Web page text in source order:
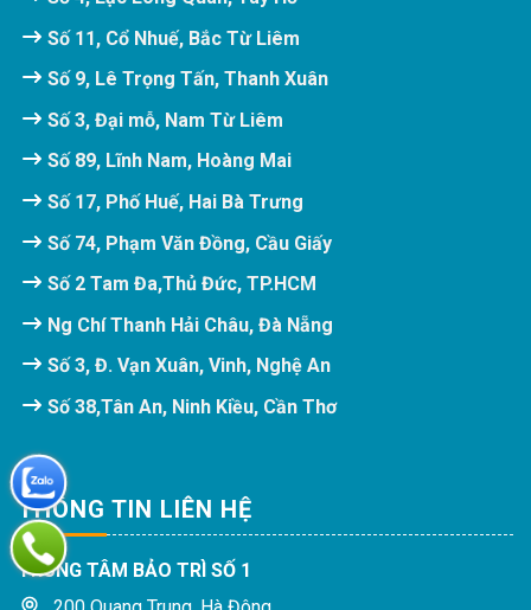
Số 11, Cổ Nhuế, Bắc Từ Liêm
Số 9, Lê Trọng Tấn, Thanh Xuân
Số 3, Đại mỗ, Nam Từ Liêm
Số 89, Lĩnh Nam, Hoàng Mai
Số 17, Phố Huế, Hai Bà Trưng
Số 74, Phạm Văn Đồng, Cầu Giấy
Số 2 Tam Đa,Thủ Đức, TP.HCM
Ng Chí Thanh Hải Châu, Đà Nẵng
Số 3, Đ. Vạn Xuân, Vinh, Nghệ An
Số 38,Tân An, Ninh Kiều, Cần Thơ
THÔNG TIN LIÊN HỆ
TRUNG TÂM BẢO TRÌ SỐ 1